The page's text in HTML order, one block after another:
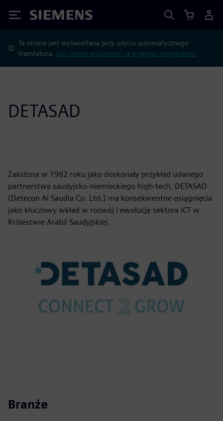
Siemens
Ta strona jest wyświetlana przy użyciu automatycznego
translatora. Czy chcesz wyświetlić ją w języku angielskim?
DETASAD
Założona w 1982 roku jako doskonały przykład udanego
partnerstwa saudyjsko-niemieckiego high-tech, DETASAD
(Detecon Al Saudia Co. Ltd.) ma konsekwentne osiągnięcia
jako kluczowy wkład w rozwój i ewolucję sektora ICT w
Królestwie Arabii Saudyjskiej.
Branże